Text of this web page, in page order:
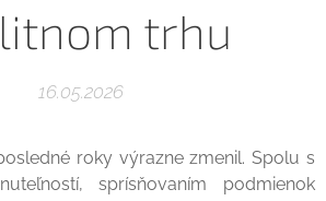
trhu
16.05.2026
roky výrazne zmenil. Spolu s
sprísňovaním podmienok